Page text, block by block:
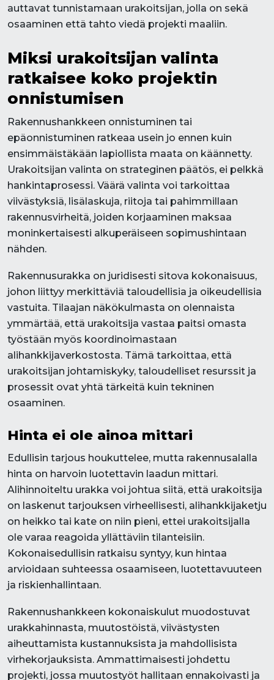
auttavat tunnistamaan urakoitsijan, jolla on sekä
osaaminen että tahto viedä projekti maaliin.
Miksi urakoitsijan valinta
ratkaisee koko projektin
onnistumisen
Rakennushankkeen onnistuminen tai
epäonnistuminen ratkeaa usein jo ennen kuin
ensimmäistäkään lapiollista maata on käännetty.
Urakoitsijan valinta on strateginen päätös, ei pelkkä
hankintaprosessi. Väärä valinta voi tarkoittaa
viivästyksiä, lisälaskuja, riitoja tai pahimmillaan
rakennusvirheitä, joiden korjaaminen maksaa
moninkertaisesti alkuperäiseen sopimushintaan
nähden.
Rakennusurakka on juridisesti sitova kokonaisuus,
johon liittyy merkittäviä taloudellisia ja oikeudellisia
vastuita. Tilaajan näkökulmasta on olennaista
ymmärtää, että urakoitsija vastaa paitsi omasta
työstään myös koordinoimastaan
alihankkijaverkostosta. Tämä tarkoittaa, että
urakoitsijan johtamiskyky, taloudelliset resurssit ja
prosessit ovat yhtä tärkeitä kuin tekninen
osaaminen.
Hinta ei ole ainoa mittari
Edullisin tarjous houkuttelee, mutta rakennusalalla
hinta on harvoin luotettavin laadun mittari.
Alihinnoiteltu urakka voi johtua siitä, että urakoitsija
on laskenut tarjouksen virheellisesti, alihankkijaketju
on heikko tai kate on niin pieni, ettei urakoitsijalla
ole varaa reagoida yllättäviin tilanteisiin.
Kokonaisedullisin ratkaisu syntyy, kun hintaa
arvioidaan suhteessa osaamiseen, luotettavuuteen
ja riskienhallintaan.
Rakennushankkeen kokonaiskulut muodostuvat
urakkahinnasta, muutostöistä, viivästysten
aiheuttamista kustannuksista ja mahdollisista
virhekorjauksista. Ammattimaisesti johdettu
projekti, jossa muutostyöt hallitaan ennakoivasti ja